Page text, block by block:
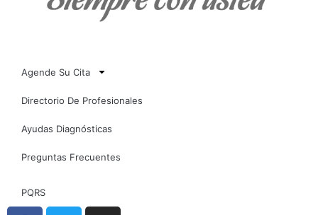
Agende Su Cita
Directorio De Profesionales
Ayudas Diagnósticas
Preguntas Frecuentes
PQRS